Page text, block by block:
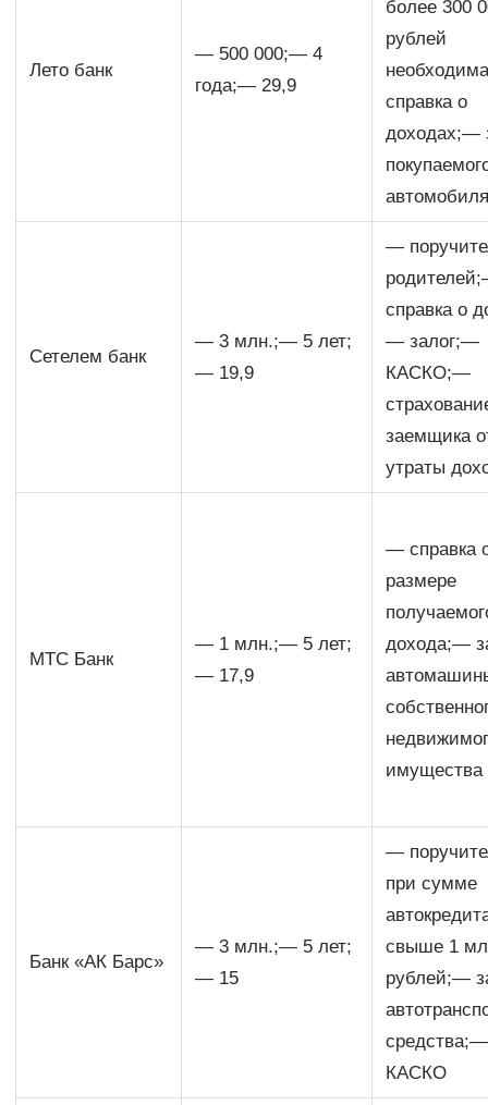
Лето банк
— 500 000;— 4
года;— 29,9
более 300
рублей
справка о
доходах;—
Сетелем банк
— 3 млн.;— 5 лет;
— 19,9
—
справка о
— залог;—
КАСКО;—
заемщика
утраты
МТС Банк
— 1 млн.;— 5 лет;
— 17,9
— справка
размере
дохода;—
имущества
Банк «АК Барс»
— 3 млн.;— 5 лет;
— 15
—
при сумме
свыше 1
рублей;—
средства;—
КАСКО